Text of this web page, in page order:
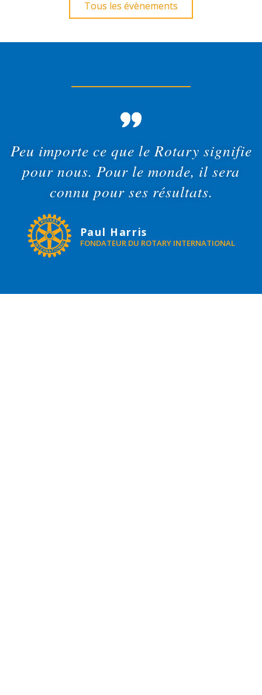
Tous les évènements
Peu importe ce que le Rotary signifie
pour nous. Pour le monde, il sera
connu pour ses résultats.
Paul Harris
FONDATEUR DU ROTARY INTERNATIONAL